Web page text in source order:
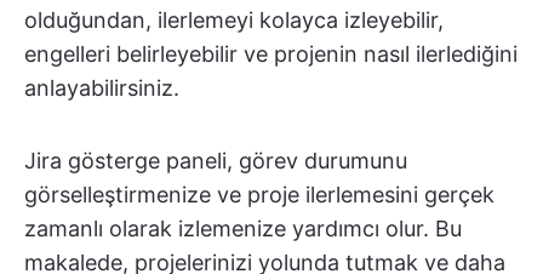
olduğundan, ilerlemeyi kolayca izleyebilir,
engelleri belirleyebilir ve projenin nasıl ilerlediğini
anlayabilirsiniz.
Jira gösterge paneli, görev durumunu
görselleştirmenize ve proje ilerlemesini gerçek
zamanlı olarak izlemenize yardımcı olur. Bu
makalede, projelerinizi yolunda tutmak ve daha